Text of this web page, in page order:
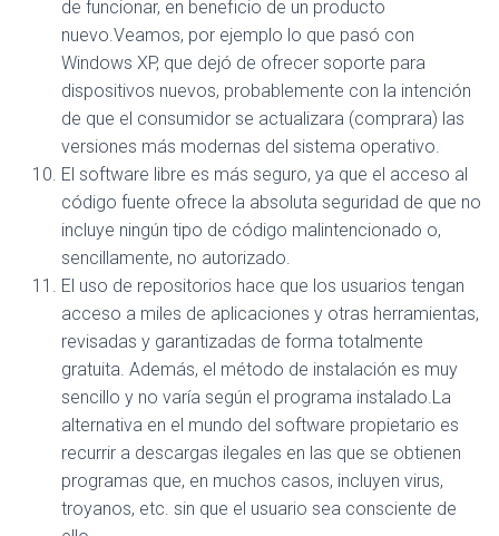
de funcionar, en beneficio de un producto
nuevo.Veamos, por ejemplo lo que pasó con
Windows XP, que dejó de ofrecer soporte para
dispositivos nuevos, probablemente con la intención
de que el consumidor se actualizara (comprara) las
versiones más modernas del sistema operativo.
El software libre es más seguro, ya que el acceso al
código fuente ofrece la absoluta seguridad de que no
incluye ningún tipo de código malintencionado o,
sencillamente, no autorizado.
El uso de repositorios hace que los usuarios tengan
acceso a miles de aplicaciones y otras herramientas,
revisadas y garantizadas de forma totalmente
gratuita. Además, el método de instalación es muy
sencillo y no varía según el programa instalado.La
alternativa en el mundo del software propietario es
recurrir a descargas ilegales en las que se obtienen
programas que, en muchos casos, incluyen virus,
troyanos, etc. sin que el usuario sea consciente de